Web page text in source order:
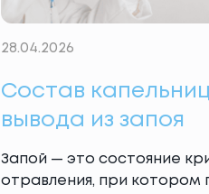
28.04.2026
Состав
вывода из запоя
Запой — это состояние
отравления, при котором